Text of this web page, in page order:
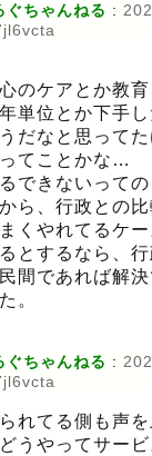
ぐちゃんねる :
のケアとか教
単位とか下手
だなと思って
てことかな…
できないって
ら、行政との
くやれてるケ
とするなら、
間であれば解
。
ぐちゃんねる :
れてる側も声
うやってサー